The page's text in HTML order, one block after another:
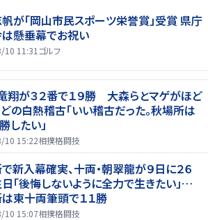
が「岡山市民スポーツ栄誉賞」受賞 県庁
懸垂幕でお祝い
10 11:31 ゴルフ
翔が３２番で１９勝 大森らとマゲがほど
の白熱稽古「いい稽古だった。秋場所は
したい」
10 15:22相撲格闘技
新入幕確実、十両・朝翠龍が９日に２６
「後悔しないように全力で生きたい」…
東十両筆頭で１１勝
10 15:07相撲格闘技